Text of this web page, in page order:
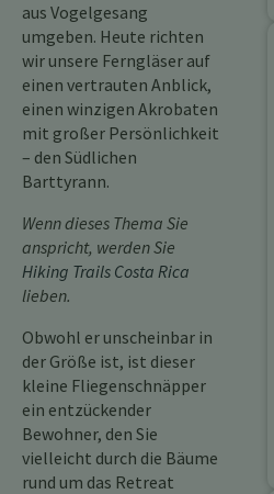
aus Vogelgesang
umgeben. Heute richten
wir unsere Ferngläser auf
einen vertrauten Anblick,
einen winzigen Akrobaten
mit großer Persönlichkeit
– den Südlichen
Barttyrann.
Wenn dieses Thema Sie
anspricht, werden Sie
Hiking Trails Costa Rica
lieben.
Obwohl er unscheinbar in
der Größe ist, ist dieser
kleine Fliegenschnäpper
ein entzückender
Bewohner, den Sie
vielleicht durch die Bäume
rund um das Retreat